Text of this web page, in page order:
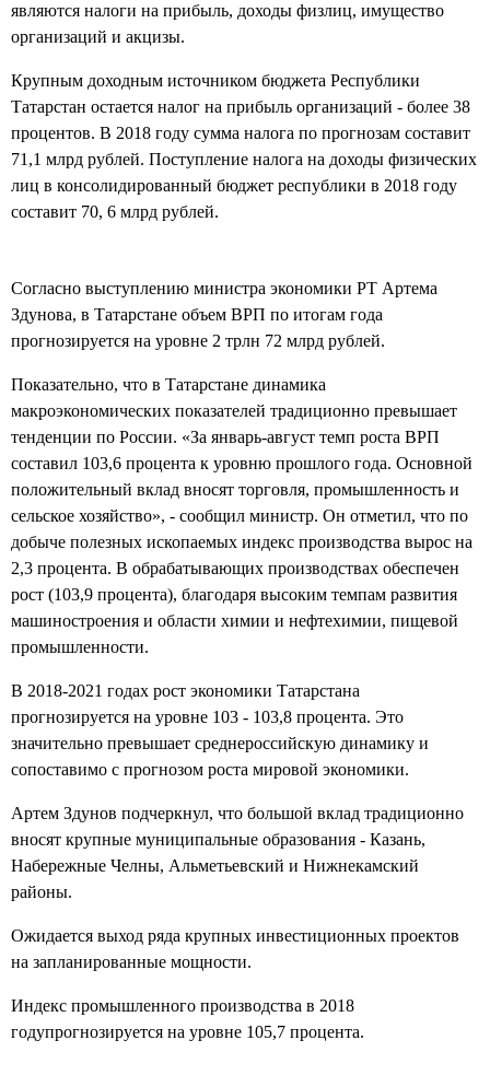
являются налоги на прибыль, доходы физлиц, имущество
организаций и акцизы.
Крупным доходным источником бюджета Республики
Татарстан остается налог на прибыль организаций - более 38
процентов. В 2018 году сумма налога по прогнозам составит
71,1 млрд рублей. Поступление налога на доходы физических
лиц в консолидированный бюджет республики в 2018 году
составит 70, 6 млрд рублей.
Согласно выступлению министра экономики РТ Артема
Здунова, в Татарстане объем ВРП по итогам года
прогнозируется на уровне 2 трлн 72 млрд рублей.
Показательно, что в Татарстане динамика
макроэкономических показателей традиционно превышает
тенденции по России. «За январь-август темп роста ВРП
составил 103,6 процента к уровню прошлого года. Основной
положительный вклад вносят торговля, промышленность и
сельское хозяйство», - сообщил министр. Он отметил, что по
добыче полезных ископаемых индекс производства вырос на
2,3 процента. В обрабатывающих производствах обеспечен
рост (103,9 процента), благодаря высоким темпам развития
машиностроения и области химии и нефтехимии, пищевой
промышленности.
В 2018-2021 годах рост экономики Татарстана
прогнозируется на уровне 103 - 103,8 процента. Это
значительно превышает среднероссийскую динамику и
сопоставимо с прогнозом роста мировой экономики.
Артем Здунов подчеркнул, что большой вклад традиционно
вносят крупные муниципальные образования - Казань,
Набережные Челны, Альметьевский и Нижнекамский
районы.
Ожидается выход ряда крупных инвестиционных проектов
на запланированные мощности.
Индекс промышленного производства в 2018
годупрогнозируется на уровне 105,7 процента.